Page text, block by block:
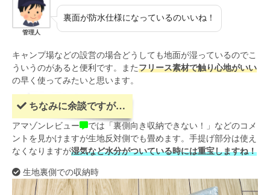
管理人
裏面が防水仕様になっているのいいね！
キャンプ場などの設営の場合どうしても地面が湿っているのでこ
ういうのがあると便利です。またフリース素材で触り心地がいい
の早く使ってみたいと思います。
ちなみに余談ですが…
アマゾンレビュー
では「裏側向き収納できない！」などのコメ
ントを見かけますが生地反対側でも畳めます。手提げ部分は使え
なくなりますが湿気など水分がついている時には重宝しますね！
生地裏側での収納時